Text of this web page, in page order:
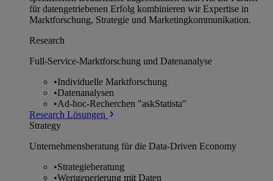
für datengetriebenen Erfolg kombinieren wir Expertise in
Marktforschung, Strategie und Marketingkommunikation.
Research
Full-Service-Marktforschung und Datenanalyse
•Individuelle Marktforschung
•Datenanalysen
•Ad-hoc-Recherchen "askStatista"
Research Lösungen
Strategy
Unternehmens­beratung für die Data-Driven Economy
•Strategieberatung
•Wertgenerierung mit Daten